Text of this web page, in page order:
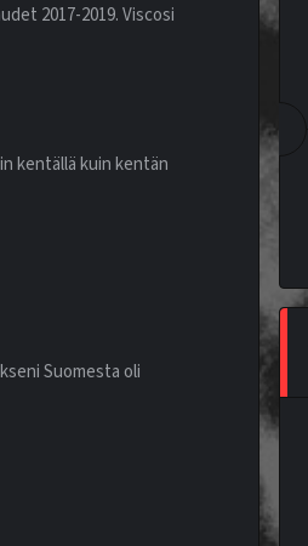
2017-2019. Viscosi
kentällä kuin kentän
Suomesta oli